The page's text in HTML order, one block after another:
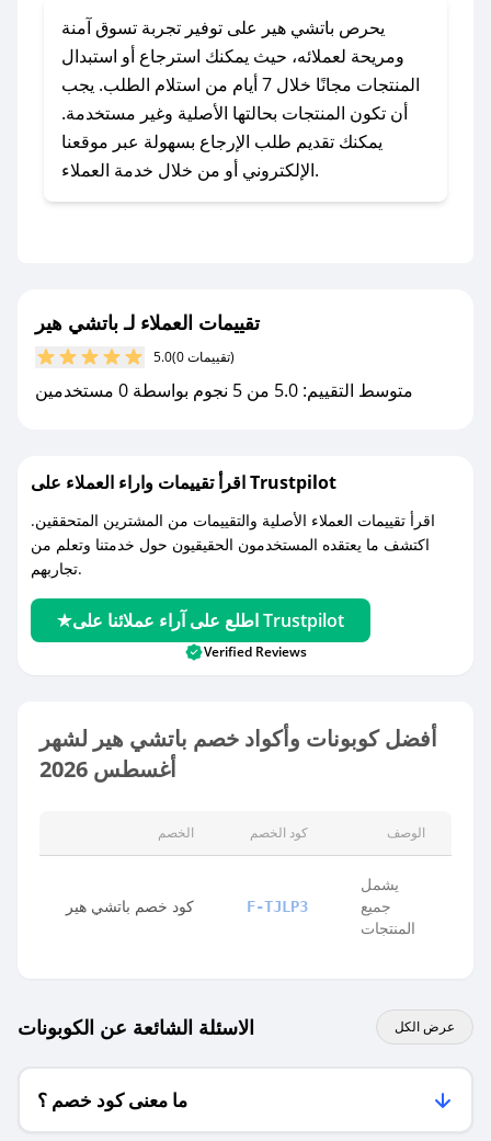
### كيف تحصل على كوبونات خصم حصرية من
باتشي هير؟
للحصول على كوبونات وخصومات حصرية، قم بما
يلي:
- اضغط على أيقونة متابعة لمتجر باتشي هير في
تطبيق صحصح.
مع صحصح، تسوق بذكاء ووفّر على كل مشترياتك مع
يحرص باتشي هير على توفير تجربة تسوق آمنة
ومريحة لعملائه، حيث يمكنك استرجاع أو استبدال
المنتجات مجانًا خلال 7 أيام من استلام الطلب. يجب
أن تكون المنتجات بحالتها الأصلية وغير مستخدمة.
يمكنك تقديم طلب الإرجاع بسهولة عبر موقعنا
الإلكتروني أو من خلال خدمة العملاء.
تقييمات العملاء لـ باتشي هير
5.0 (0 تقييمات)
متوسط التقييم: 5.0 من 5 نجوم بواسطة 0 مستخدمين
اقرأ تقييمات واراء العملاء على Trustpilot
اقرأ تقييمات العملاء الأصلية والتقييمات من المشترين المتحققين.
اكتشف ما يعتقده المستخدمون الحقيقيون حول خدمتنا وتعلم من
تجاربهم.
اطلع على آراء عملائنا على Trustpilot
Verified Reviews
أفضل كوبونات وأكواد خصم باتشي هير لشهر
أغسطس 2026
الخصم كود الخصم الوصف
كود خصم باتشي هير F-TJLP3
يشمل
جميع
المنتجات
الاسئلة الشائعة عن الكوبونات عرض الكل
ما معنى كود خصم ؟